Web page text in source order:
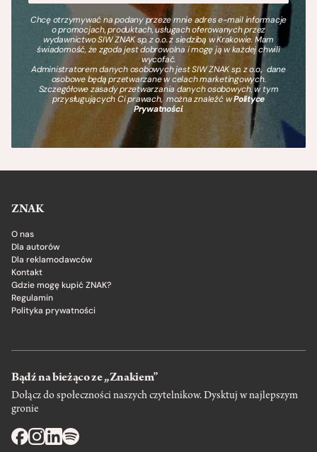
Chcę otrzymywać na podany przeze mnie adres e-mail informacje
o promocjach, produktach, usługach oferowanych przez
wydawnictwo SIW ZNAK sp. z o.o. z siedzibą w Krakowie. Mam
świadomość, że zgoda jest dobrowolna i mogę ją w każdej chwili
wycofać.
Administratorem danych osobowych jest SIW ZNAK sp. z o.o., dane
osobowe będą przetwarzane w celach marketingowych.
Szczegółowe zasady przetwarzania danych osobowych, w tym
przysługujących Ci prawach, można znaleźć wPolityce
Prywatności.
ZNAK
O nas
Dla autorów
Dla reklamodawców
Kontakt
Gdzie mogę kupić ZNAK?
Regulamin
Polityka prywatności
Bądź na bieżąco ze „Znakiem”
Dołącz do społeczności naszych czytelnikow. Dysktuj w najlepszym
gronie